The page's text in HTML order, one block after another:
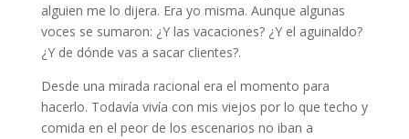
alguien me lo dijera. Era yo misma. Aunque algunas
voces se sumaron: ¿Y las vacaciones? ¿Y el aguinaldo?
¿Y de dónde vas a sacar clientes?.
Desde una mirada racional era el momento para
hacerlo. Todavía vivía con mis viejos por lo que techo y
comida en el peor de los escenarios no iban a